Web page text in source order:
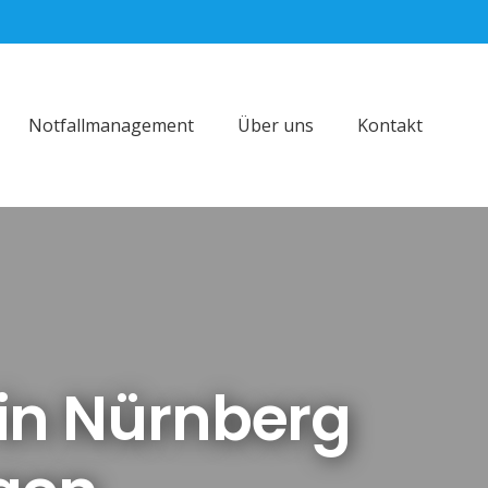
Notfallmanagement Über uns Kontakt
Nürnberg